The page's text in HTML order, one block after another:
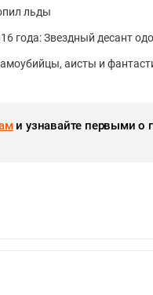
льды
года: Звездный десант
аисты и
и узнавайте первыми о